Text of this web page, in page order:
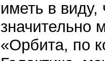
иметь в
«Орбита, по